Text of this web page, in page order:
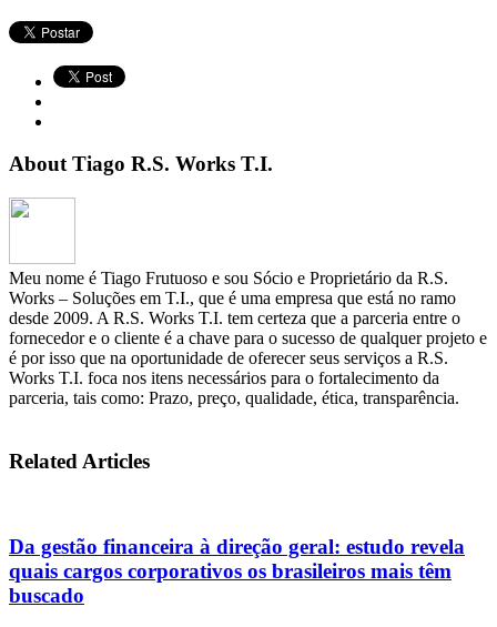
About Tiago R.S. Works T.I.
Meu nome é Tiago Frutuoso e sou Sócio e Proprietário da R.S.
Works – Soluções em T.I., que é uma empresa que está no ramo
desde 2009. A R.S. Works T.I. tem certeza que a parceria entre o
fornecedor e o cliente é a chave para o sucesso de qualquer projeto e
é por isso que na oportunidade de oferecer seus serviços a R.S.
Works T.I. foca nos itens necessários para o fortalecimento da
parceria, tais como: Prazo, preço, qualidade, ética, transparência.
Related Articles
Da gestão financeira à direção geral: estudo revela
quais cargos corporativos os brasileiros mais têm
buscado